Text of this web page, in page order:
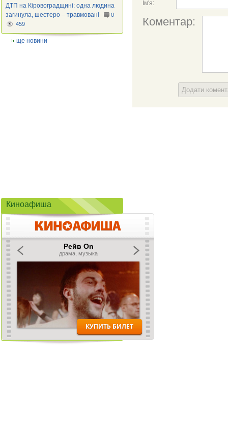
Ім'я:
Коментар:
Додати
ДТП на Кіровоградщині: одна людина
загинула, шестеро – травмовані
0
459
ще новини
Киноафиша